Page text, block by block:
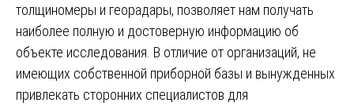
толщиномеры и георадары, позволяет нам получать
наиболее полную и достоверную информацию об
объекте исследования. В отличие от организаций, не
имеющих собственной приборной базы и вынужденных
привлекать сторонних специалистов для